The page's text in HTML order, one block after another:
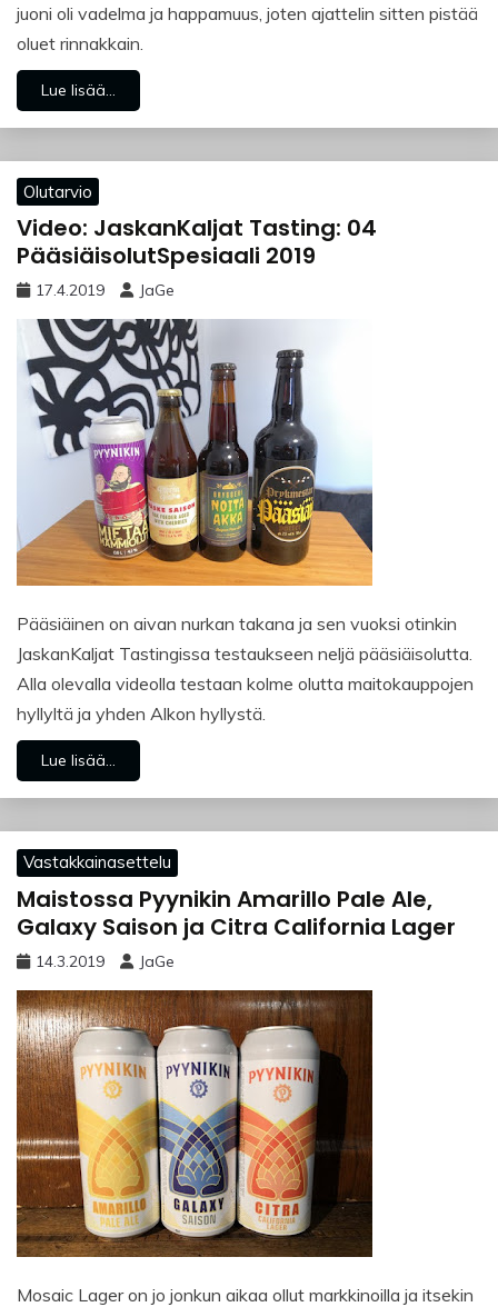
juoni oli vadelma ja happamuus, joten ajattelin sitten pistää
oluet rinnakkain.
Lue lisää...
Olutarvio
Video: JaskanKaljat Tasting: 04
PääsiäisolutSpesiaali 2019
17.4.2019 JaGe
Pääsiäinen on aivan nurkan takana ja sen vuoksi otinkin
JaskanKaljat Tastingissa testaukseen neljä pääsiäisolutta.
Alla olevalla videolla testaan kolme olutta maitokauppojen
hyllyltä ja yhden Alkon hyllystä.
Lue lisää...
Vastakkainasettelu
Maistossa Pyynikin Amarillo Pale Ale,
Galaxy Saison ja Citra California Lager
14.3.2019 JaGe
Mosaic Lager on jo jonkun aikaa ollut markkinoilla ja itsekin